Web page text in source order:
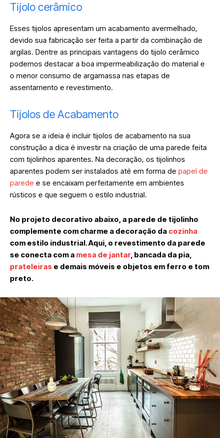
Tijolo cerâmico
Esses tijolos apresentam um acabamento avermelhado,
devido sua fabricação ser feita a partir da combinação de
argilas. Dentre as principais vantagens do tijolo cerâmico
podemos destacar a boa impermeabilização do material e
o menor consumo de argamassa nas etapas de
assentamento e revestimento.
‎Tijolos de Acabamento
Agora se a ideia é incluir tijolos de acabamento na sua
construção a dica é investir na criação de uma parede feita
com tijolinhos aparentes. Na decoração, os tijolinhos
aparentes podem ser instalados até em forma de papel de
parede e se encaixam perfeitamente em ambientes
rústicos e que seguem o estilo industrial.
No projeto decorativo abaixo, a parede de tijolinho
complemente com charme a decoração da cozinha
com estilo industrial. Aqui, o revestimento da parede
se conecta com a mesa de jantar, bancada da pia,
prateleiras e demais móveis e objetos em ferro e tom
preto.